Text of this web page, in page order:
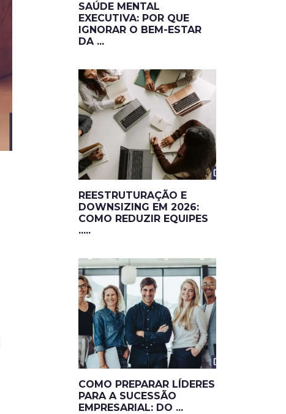
SAÚDE MENTAL
EXECUTIVA: POR QUE
IGNORAR O BEM-ESTAR
DA ...
REESTRUTURAÇÃO E
DOWNSIZING EM 2026:
COMO REDUZIR EQUIPES
.....
COMO PREPARAR LÍDERES
PARA A SUCESSÃO
EMPRESARIAL: DO ...